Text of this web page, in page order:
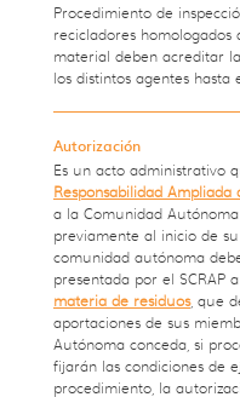
Procedimiento de
recicladores
material deben acreditar
los distintos agentes hasta
Autorización
Es un acto administrativo
Responsabilidad Ampliada
a la Comunidad Autónoma
previamente al inicio de
comunidad autónoma
presentada por el SCRAP
materia de residuos, que
aportaciones de sus
Autónoma conceda, si
fijarán las condiciones de
procedimiento, la